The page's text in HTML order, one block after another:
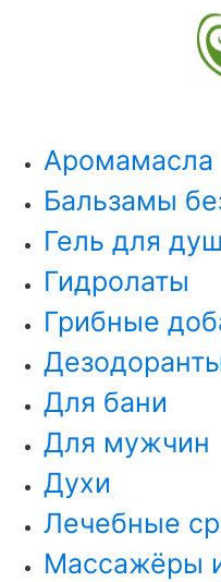
Аромамасла
Бальзамы
Гель для
Гидролаты
Грибные
Для бани
Для мужчин
Духи
Лечебные
Массажёры